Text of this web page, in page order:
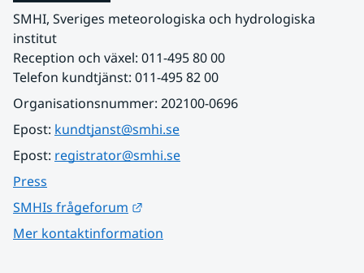
SMHI, Sveriges meteorologiska och hydrologiska
institut
Reception och växel: 011-495 80 00
Telefon kundtjänst: 011-495 82 00
Organisationsnummer: 202100-0696
Epost: kundtjanst@smhi.se
Epost: registrator@smhi.se
Press
SMHIs frågeforum
Mer kontaktinformation